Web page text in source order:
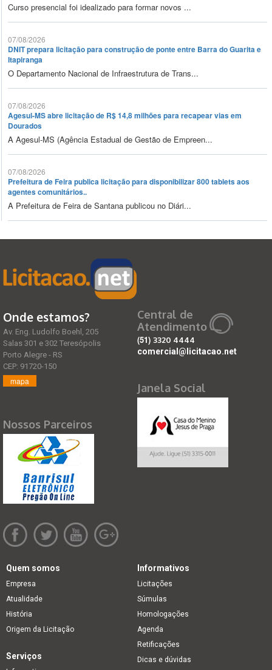
Curso presencial foi idealizado para formar novos ...
07/08/2026
DNIT prepara licitação para construção de ponte entre Barra do Guarita e
Itapiranga
O Departamento Nacional de Infraestrutura de Trans...
07/08/2026
Agesul-MS abre licitação de R$ 14,8 milhões para recapear vias em
Dourados
A Agesul-MS (Agência Estadual de Gestão de Empreen...
07/08/2026
Prefeitura de Feira publica licitação para disponibilizar 800 tablets aos
agentes comunitários..
A Prefeitura de Feira de Santana publicou no Diári...
Onde estamos?
Av. Eng. Ludolfo Boehl, 205
Salas 301 e 302 Teresópolis
Porto Alegre - RS
CEP: 91720-150
mapa
Nossos Parceiros
Central de
Atendimento
(51) 3320 4444
comercial@licitacao.net
Janela Social
Quem somos
Empresa
Atualidade
História
Origem da Licitação
Informativos
Licitações
Súmulas
Homologações
Agenda
Retificações
Dicas e dúvidas
Serviços